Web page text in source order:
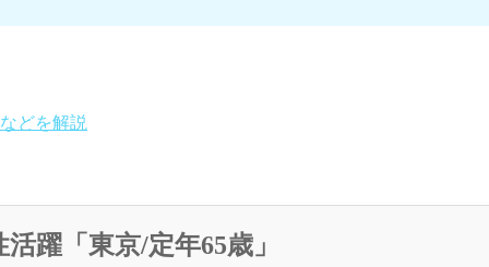
どを解説
躍「東京/定年65歳」